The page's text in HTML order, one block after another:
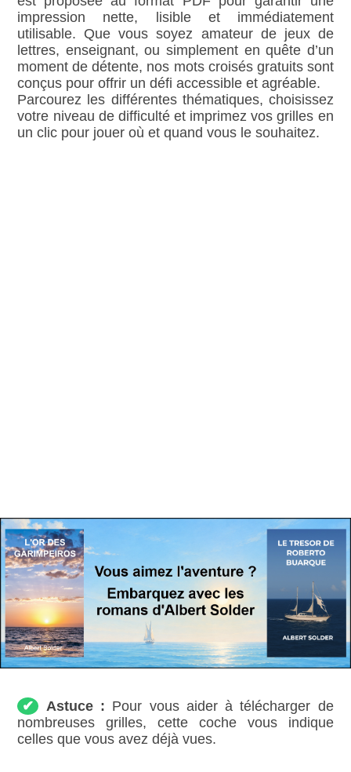
impression nette, lisible et immédiatement
utilisable. Que vous soyez amateur de jeux de
lettres, enseignant, ou simplement en quête d’un
moment de détente, nos mots croisés gratuits sont
conçus pour offrir un défi accessible et agréable.
Parcourez les différentes thématiques, choisissez
votre niveau de difficulté et imprimez vos grilles en
un clic pour jouer où et quand vous le souhaitez.
✔ Astuce : Pour vous aider à télécharger de
nombreuses grilles, cette coche vous indique
celles que vous avez déjà vues.